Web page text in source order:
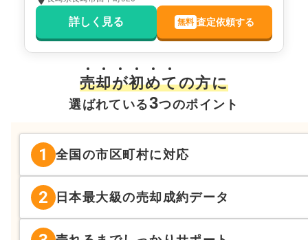
詳しく見る 無料 査定依頼する
売却が初めての方に
選ばれている3つのポイント
1 全国の市区町村に対応
2 日本最大級の売却成約データ